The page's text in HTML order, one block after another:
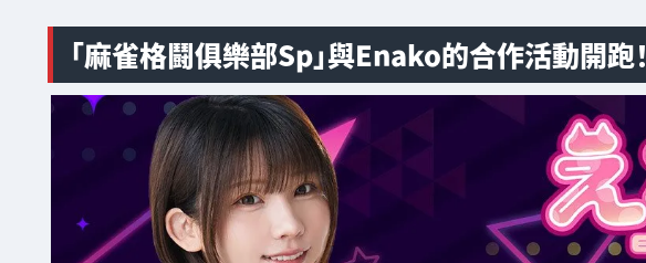
「麻雀格鬪俱樂部Sp」與Enako的合作活動開跑！